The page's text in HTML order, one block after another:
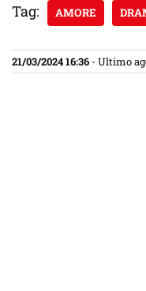
Tag: AMORE
21/03/2024 16:36 - Ultimo